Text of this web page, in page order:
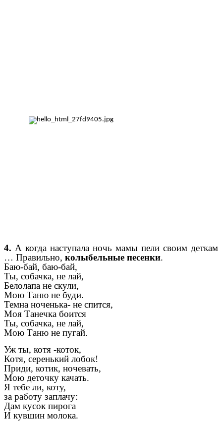
4. А когда наступала ночь мамы пели своим деткам
… Правильно, колыбельные песенки.
Баю-бай, баю-бай,
Ты, собачка, не лай,
Белолапа не скули,
Мою Таню не буди.
Темна ноченька- не спится,
Моя Танечка боится
Ты, собачка, не лай,
Мою Таню не пугай.
Уж ты, котя -коток,
Котя, серенький лобок!
Приди, котик, ночевать,
Мою деточку качать.
Я тебе ли, коту,
за работу заплачу:
Дам кусок пирога
И кувшин молока.